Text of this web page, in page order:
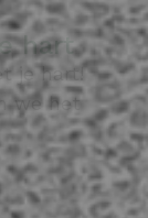
hart
je hart!
we het